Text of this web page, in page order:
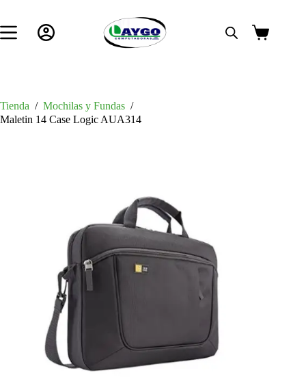
contenido
Carro
Tienda / Mochilas y Fundas /
Maletin 14 Case Logic AUA314